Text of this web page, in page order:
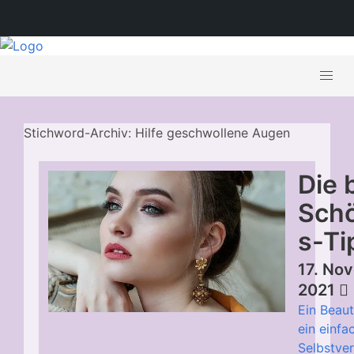
Stichword-Archiv: Hilfe geschwollene Augen
Die
s-
17.
2021
Ein
ein